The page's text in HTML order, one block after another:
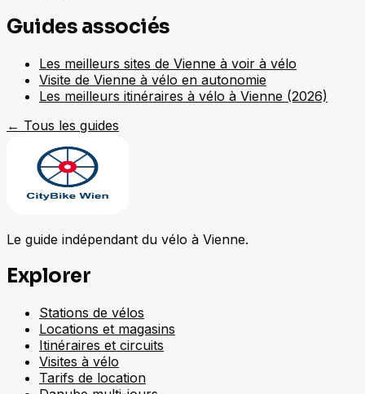
Guides associés
Les meilleurs sites de Vienne à voir à vélo
Visite de Vienne à vélo en autonomie
Les meilleurs itinéraires à vélo à Vienne (2026)
← Tous les guides
Le guide indépendant du vélo à Vienne.
Explorer
Stations de vélos
Locations et magasins
Itinéraires et circuits
Visites à vélo
Tarifs de location